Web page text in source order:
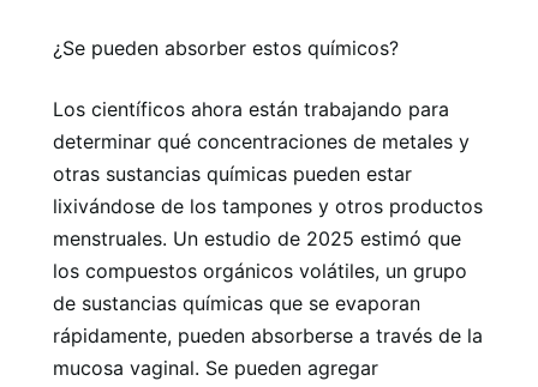
¿Se pueden absorber estos químicos?
Los científicos ahora están trabajando para
determinar qué concentraciones de metales y
otras sustancias químicas pueden estar
lixivándose de los tampones y otros productos
menstruales. Un estudio de 2025 estimó que
los compuestos orgánicos volátiles, un grupo
de sustancias químicas que se evaporan
rápidamente, pueden absorberse a través de la
mucosa vaginal. Se pueden agregar